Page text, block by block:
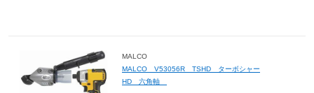
MALCO
MALCO V53056R TSHD ターボシャー
HD 六角軸